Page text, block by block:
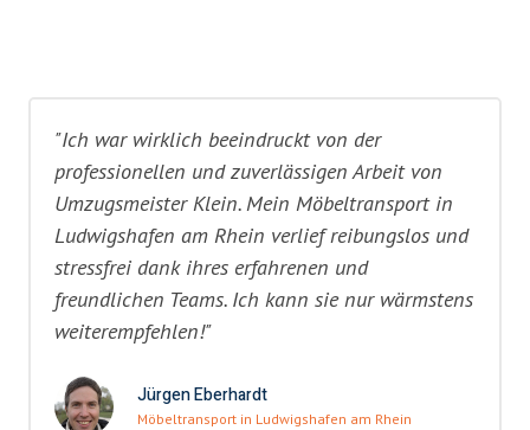
"Ich war wirklich beeindruckt von der
professionellen und zuverlässigen Arbeit von
Umzugsmeister Klein. Mein Möbeltransport in
Ludwigshafen am Rhein verlief reibungslos und
stressfrei dank ihres erfahrenen und
freundlichen Teams. Ich kann sie nur wärmstens
weiterempfehlen!"
Jürgen Eberhardt
Möbeltransport in Ludwigshafen am Rhein